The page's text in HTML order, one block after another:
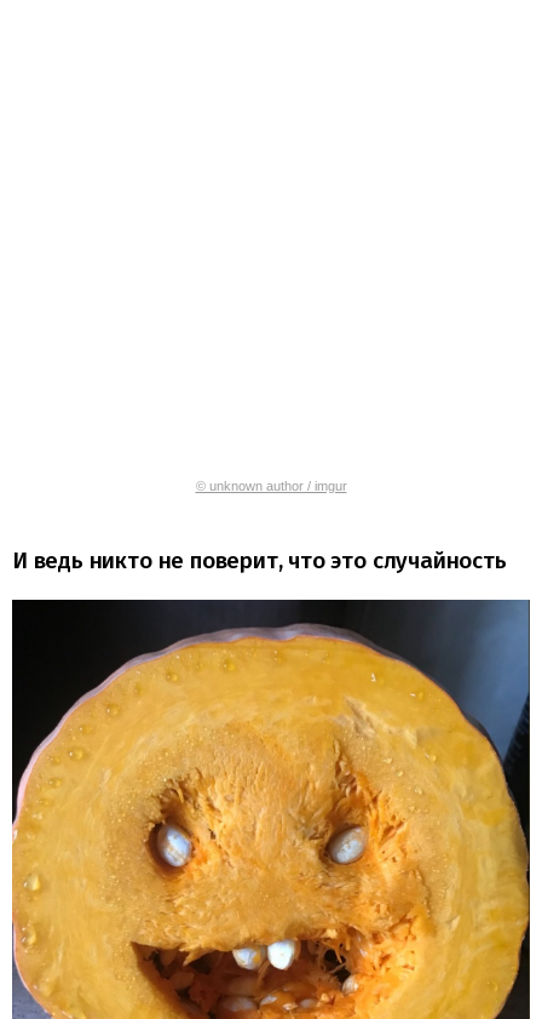
© unknown author / imgur
И ведь никто не поверит, что это случайность